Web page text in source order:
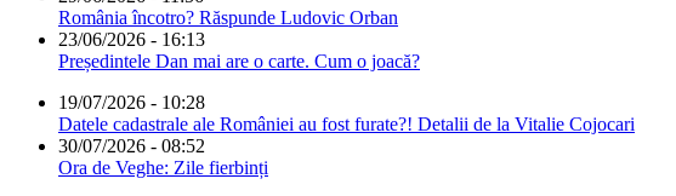
România încotro? Răspunde Ludovic Orban
23/06/2026 - 16:13
Președintele Dan mai are o carte. Cum o joacă?
19/07/2026 - 10:28
Datele cadastrale ale României au fost furate?! Detalii de la Vitalie Cojocari
30/07/2026 - 08:52
Ora de Veghe: Zile fierbinți